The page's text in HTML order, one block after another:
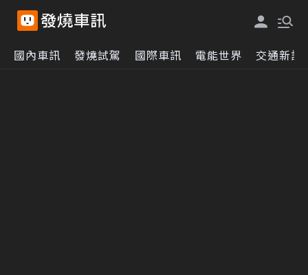
國內車訊 發燒試駕 國際車訊 電能世界 交通新訊